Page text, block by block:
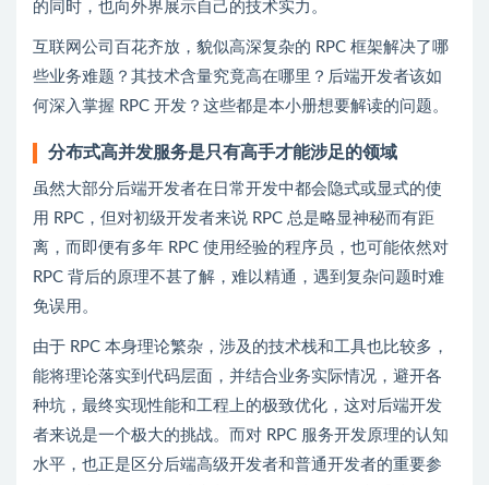
的同时，也向外界展示自己的技术实力。
互联网公司百花齐放，貌似高深复杂的 RPC 框架解决了哪
些业务难题？其技术含量究竟高在哪里？后端开发者该如
何深入掌握 RPC 开发？这些都是本小册想要解读的问题。
分布式高并发服务是只有高手才能涉足的领域
虽然大部分后端开发者在日常开发中都会隐式或显式的使
用 RPC，但对初级开发者来说 RPC 总是略显神秘而有距
离，而即便有多年 RPC 使用经验的程序员，也可能依然对
RPC 背后的原理不甚了解，难以精通，遇到复杂问题时难
免误用。
由于 RPC 本身理论繁杂，涉及的技术栈和工具也比较多，
能将理论落实到代码层面，并结合业务实际情况，避开各
种坑，最终实现性能和工程上的极致优化，这对后端开发
者来说是一个极大的挑战。而对 RPC 服务开发原理的认知
水平，也正是区分后端高级开发者和普通开发者的重要参